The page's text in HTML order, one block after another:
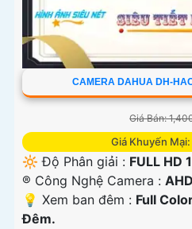
CAMERA DAHUA DH-
Giá Bán:
Giá Khuyến
🔆 Độ Phân giải : FULL HD
®️ Công Nghệ Camera :
💡 Xem ban đêm : Full
Đêm.